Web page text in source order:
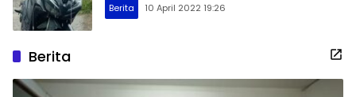
Berita 10 April 2022 19:26
Berita